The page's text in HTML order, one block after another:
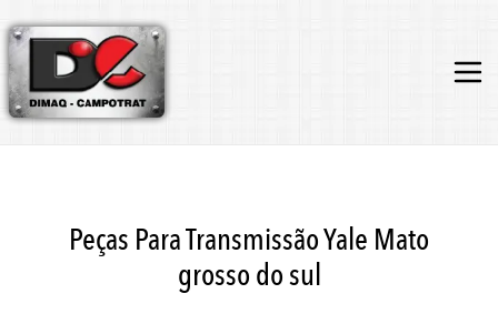
Peças Para Transmissão Yale Mato
grosso do sul